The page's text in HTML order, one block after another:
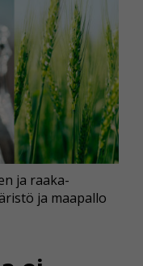
ja raaka-
ja maapallo